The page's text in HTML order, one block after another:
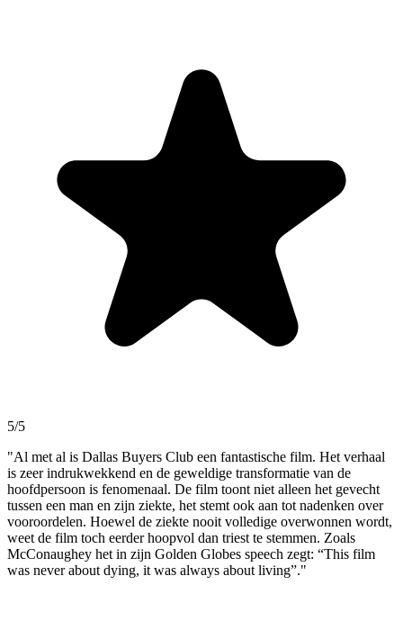
5/5
"Al met al is Dallas Buyers Club een fantastische film. Het verhaal
is zeer indrukwekkend en de geweldige transformatie van de
hoofdpersoon is fenomenaal. De film toont niet alleen het gevecht
tussen een man en zijn ziekte, het stemt ook aan tot nadenken over
vooroordelen. Hoewel de ziekte nooit volledige overwonnen wordt,
weet de film toch eerder hoopvol dan triest te stemmen. Zoals
McConaughey het in zijn Golden Globes speech zegt: “This film
was never about dying, it was always about living”."